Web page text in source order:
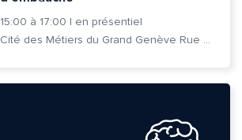
15:00 à 17:00 | en présentiel
Cité des Métiers du Grand Genève Rue Prévost-Martin 6 1205 Genève